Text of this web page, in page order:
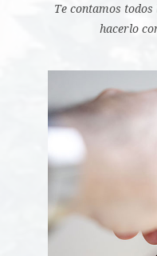
Te contamos
hacerlo